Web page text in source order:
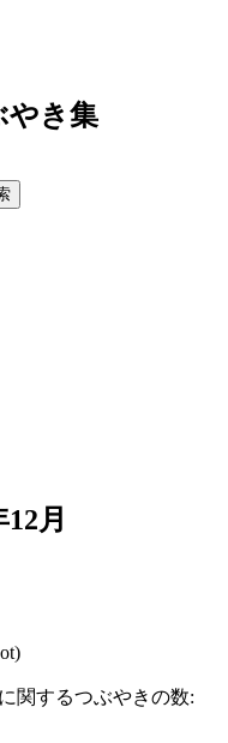
やき集
月
関するつぶやきの数: